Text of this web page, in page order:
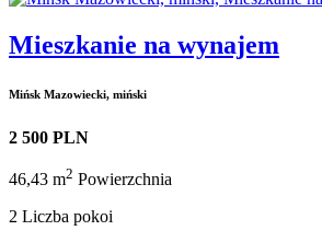
Mieszkanie na wynajem
Mińsk Mazowiecki, miński
2 500 PLN
46,43 m2 Powierzchnia
2 Liczba pokoi